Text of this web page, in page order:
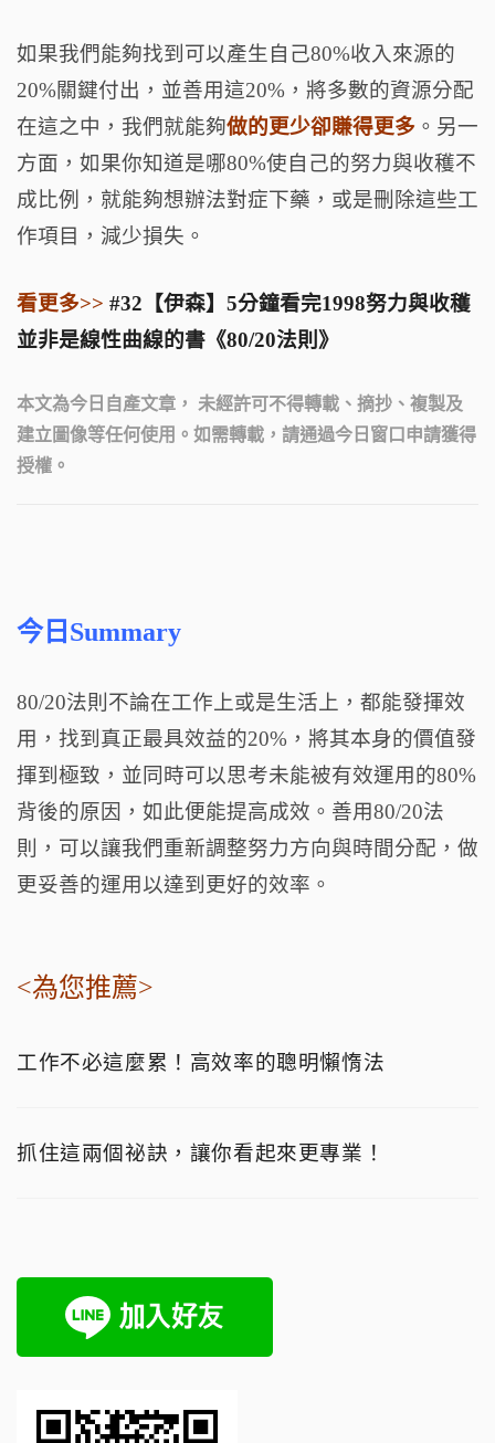
如果我們能夠找到可以產生自己80%收入來源的
20%關鍵付出，並善用這20%，將多數的資源分配
在這之中，我們就能夠做的更少卻賺得更多 。另一
方面，如果你知道是哪80%使自己的努力與收穫不
成比例，就能夠想辦法對症下藥，或是刪除這些工
作項目，減少損失。
看更多>> #32【伊森】5分鐘看完1998努力與收穫
並非是線性曲線的書《80/20法則》
本文為今日自產文章， 未經許可不得轉載、摘抄、複製及
建立圖像等任何使用。如需轉載，請通過今日窗口申請獲得
授權。
今日Summary
80/20法則不論在工作上或是生活上，都能發揮效
用，找到真正最具效益的20%，將其本身的價值發
揮到極致，並同時可以思考未能被有效運用的80%
背後的原因，如此便能提高成效。善用80/20法
則，可以讓我們重新調整努力方向與時間分配，做
更妥善的運用以達到更好的效率。
<為您推薦>
工作不必這麼累！高效率的聰明懶惰法
抓住這兩個祕訣，讓你看起來更專業！